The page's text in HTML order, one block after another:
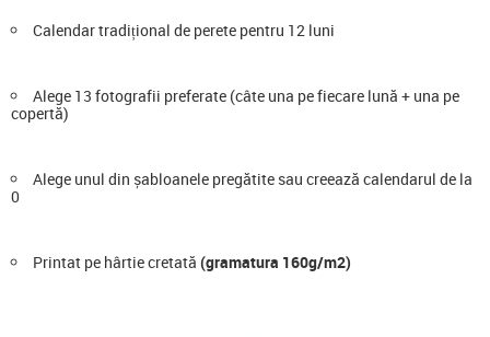
Calendar tradițional de perete pentru 12 luni
Alege 13 fotografii preferate (câte una pe fiecare lună + una pe
copertă)
Alege unul din șabloanele pregătite sau creează calendarul de la
0
Printat pe hârtie cretată (gramatura 160g/m2)